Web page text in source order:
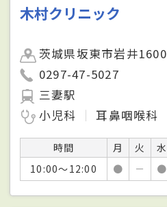
木村クリニック
茨城県坂東市岩井1600
0297-47-5027
三妻駅
小児科
耳鼻咽喉科
時間 月 火 水
10:00～12:00
● － ●